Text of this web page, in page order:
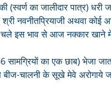
का जालीदार पात्र) धरी
नवनीतप्रियाजी अथवा
इस भाव से आज नक्कार खाने में
सामग्रियों का एक छाब) भेजा
चालनी के सूखे मेवे अरोगाये